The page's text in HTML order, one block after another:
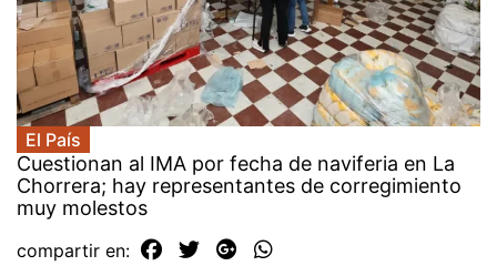
El País
Cuestionan al IMA por fecha de naviferia en La
Chorrera; hay representantes de corregimiento
muy molestos
compartir en: